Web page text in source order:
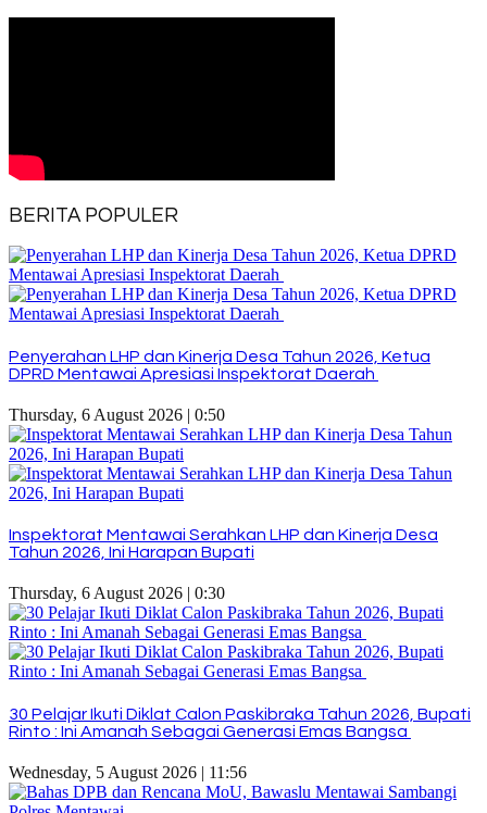
BERITA POPULER
Penyerahan LHP dan Kinerja Desa Tahun 2026, Ketua
DPRD Mentawai Apresiasi Inspektorat Daerah
Thursday, 6 August 2026 | 0:50
Inspektorat Mentawai Serahkan LHP dan Kinerja Desa
Tahun 2026, Ini Harapan Bupati
Thursday, 6 August 2026 | 0:30
30 Pelajar Ikuti Diklat Calon Paskibraka Tahun 2026, Bupati
Rinto : Ini Amanah Sebagai Generasi Emas Bangsa
Wednesday, 5 August 2026 | 11:56